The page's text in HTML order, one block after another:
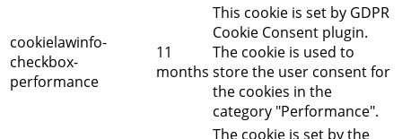
cookielawinfo-
checkbox-
performance
11
months
This cookie is set by GDPR
Cookie Consent plugin.
The cookie is used to
store the user consent for
the cookies in the
category "Performance".
The cookie is set by the